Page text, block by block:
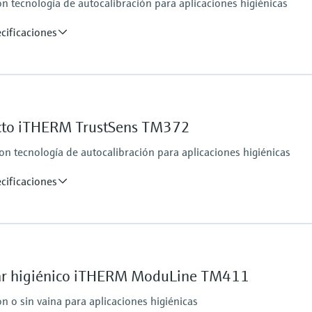
hasta 600,00 mm
tecnología de autocalibración para aplicaciones higiénicas
Máx. longitud de
hasta 900,00 mm
iTHERM TrustSens TM372
tecnología de autocalibración para aplicaciones higiénicas
–40 °C … 160 °C
(–40 °F … 320 °F)
higiénico iTHERM ModuLine TM411
o sin vaina para aplicaciones higiénicas